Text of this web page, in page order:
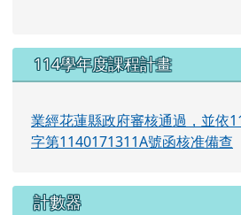
114學年度課程計畫
業經花蓮縣政府審核通過，並依
字第1140171311A號函核准備查
計數器